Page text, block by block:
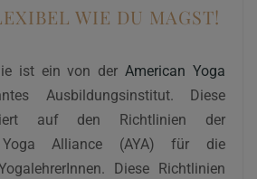
WIE DU MAGST!
ist ein von derAmerican Yoga
Ausbildungsinstitut. Diese
auf den Richtlinien der
Yoga Alliance (AYA) für die
Diese Richtlinien